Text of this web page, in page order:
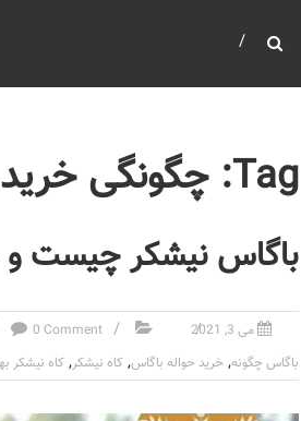
Tag: چگونگی خرید باگاس
باگاس نیشکر چیست
می 3, 2021 0 Comment
باگاس چگونه, خرید حواله باگاس, کاه نیشکر, کاه نیشکر